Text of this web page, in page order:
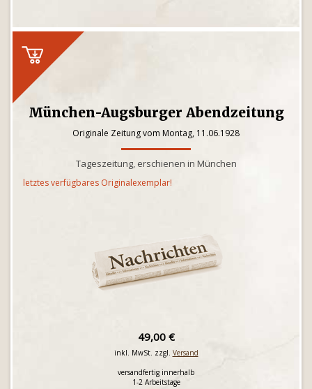
München-Augsburger Abendzeitung
Originale Zeitung vom Montag, 11.06.1928
Tageszeitung, erschienen in München
letztes verfügbares Originalexemplar!
49,00 €
inkl. MwSt. zzgl. Versand
versandfertig innerhalb
1-2 Arbeitstage